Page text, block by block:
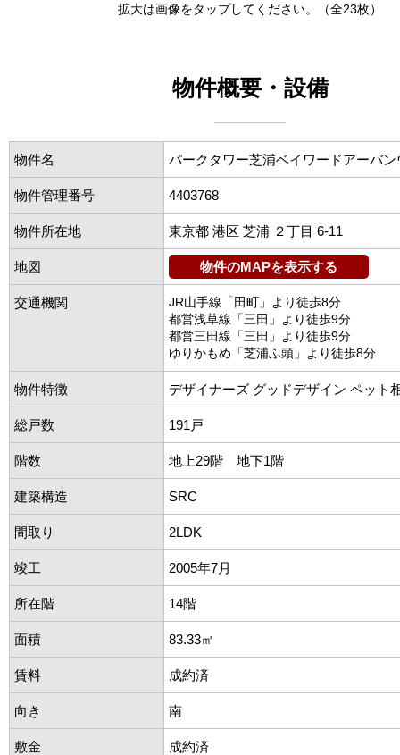
拡大は画像をタップしてください。（全23枚）
物件概要・設備
物件名 パークタワー芝浦ベイワードアーバン
物件管理番号 4403768
物件所在地 東京都 港区 芝浦 ２丁目 6-11
地図 物件のMAPを表示する
交通機関
JR山手線「田町」より徒歩8分
都営浅草線「三田」より徒歩9分
都営三田線「三田」より徒歩9分
ゆりかもめ「芝浦ふ頭」より徒歩8分
物件特徴 デザイナーズ グッドデザイン ペット
総戸数 191戸
階数 地上29階 地下1階
建築構造 SRC
間取り 2LDK
竣工 2005年7月
所在階 14階
面積 83.33㎡
賃料 成約済
向き 南
敷金 成約済